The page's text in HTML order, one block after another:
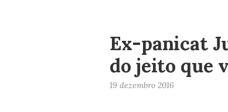
Ex-panicat
do jeito que
19 dezembro 2016